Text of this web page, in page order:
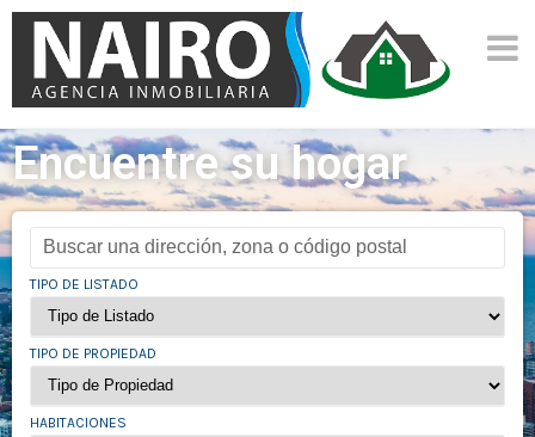
Encuentre su hogar
TIPO DE LISTADO
TIPO DE PROPIEDAD
HABITACIONES